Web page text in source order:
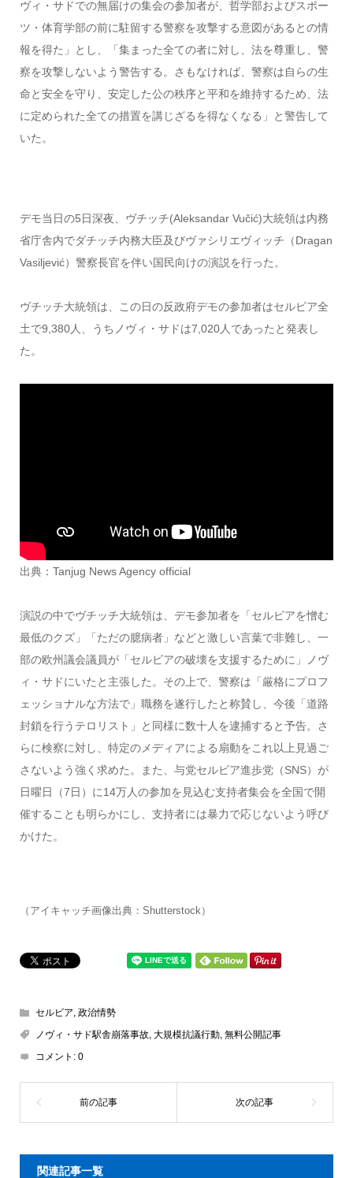
ヴィ・サドでの無届けの集会の参加者が、哲学部およびスポー
ツ・体育学部の前に駐留する警察を攻撃する意図があるとの情
報を得た」とし、「集まった全ての者に対し、法を尊重し、警
察を攻撃しないよう警告する。さもなければ、警察は自らの生
命と安全を守り、安定した公の秩序と平和を維持するため、法
に定められた全ての措置を講じざるを得なくなる」と警告して
いた。
デモ当日の5日深夜、ヴチッチ(Aleksandar Vučić)大統領は内務
省庁舎内でダチッチ内務大臣及びヴァシリエヴィッチ（Dragan
Vasiljević）警察長官を伴い国民向けの演説を行った。
ヴチッチ大統領は、この日の反政府デモの参加者はセルビア全
土で9,380人、うちノヴィ・サドは7,020人であったと発表し
た。
出典：Tanjug News Agency official
演説の中でヴチッチ大統領は、デモ参加者を「セルビアを憎む
最低のクズ」「ただの臆病者」などと激しい言葉で非難し、一
部の欧州議会議員が「セルビアの破壊を支援するために」ノヴ
ィ・サドにいたと主張した。その上で、警察は「厳格にプロフ
ェッショナルな方法で」職務を遂行したと称賛し、今後「道路
封鎖を行うテロリスト」と同様に数十人を逮捕すると予告。さ
らに検察に対し、特定のメディアによる扇動をこれ以上見過ご
さないよう強く求めた。また、与党セルビア進歩党（SNS）が
日曜日（7日）に14万人の参加を見込む支持者集会を全国で開
催することも明らかにし、支持者には暴力で応じないよう呼び
かけた。
（アイキャッチ画像出典：Shutterstock）
セルビア, 政治情勢
ノヴィ・サド駅舎崩落事故, 大規模抗議行動, 無料公開記事
コメント: 0
関連記事一覧